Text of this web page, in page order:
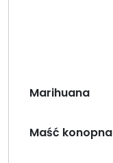
Marihuana
Maść konopna